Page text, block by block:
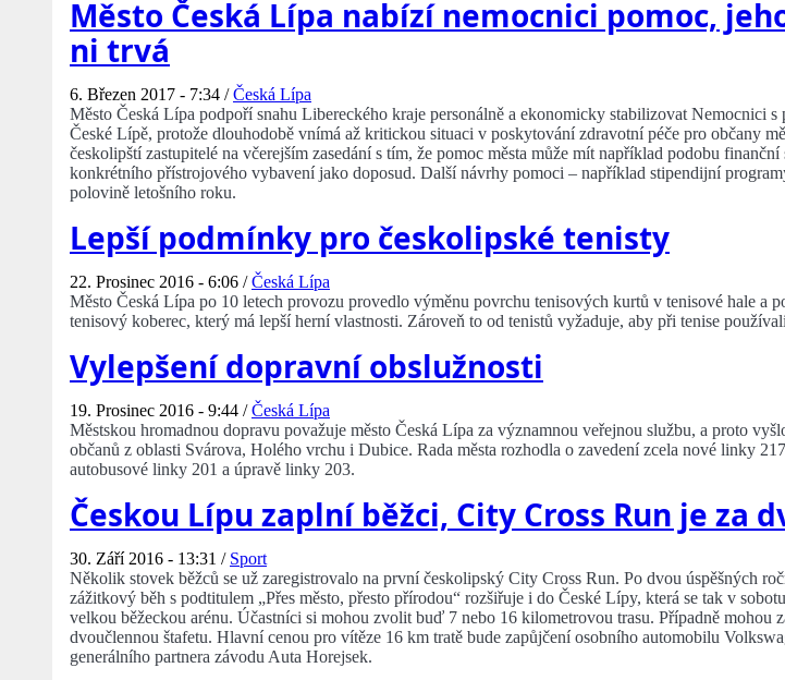
Město Česká Lípa nabízí nemocnici pomoc,
ni trvá
6. Březen 2017 - 7:34 /Česká Lípa
Město Česká Lípa podpoří snahu Libereckého kraje personálně a ekonomicky stabilizovat Nemocnici
České Lípě, protože dlouhodobě vnímá až kritickou situaci v poskytování zdravotní péče pro občany
českolipští zastupitelé na včerejším zasedání s tím, že pomoc města může mít například podobu
konkrétního přístrojového vybavení jako doposud. Další návrhy pomoci – například stipendijní
polovině letošního roku.
Lepší podmínky pro českolipské tenisty
22. Prosinec 2016 - 6:06 /Česká Lípa
Město Česká Lípa po 10 letech provozu provedlo výměnu povrchu tenisových kurtů v tenisové hale a
tenisový koberec, který má lepší herní vlastnosti. Zároveň to od tenistů vyžaduje, aby při tenise
Vylepšení dopravní obslužnosti
19. Prosinec 2016 - 9:44 /Česká Lípa
Městskou hromadnou dopravu považuje město Česká Lípa za významnou veřejnou službu, a proto
občanů z oblasti Svárova, Holého vrchu i Dubice. Rada města rozhodla o zavedení zcela nové linky
autobusové linky 201 a úpravě linky 203.
Českou Lípu zaplní běžci, City Cross Run je za
30. Září 2016 - 13:31 / Sport
Několik stovek běžců se už zaregistrovalo na první českolipský City Cross Run. Po dvou úspěšných
zážitkový běh s podtitulem „Přes město, přesto přírodou“ rozšiřuje i do České Lípy, která se tak v
velkou běžeckou arénu. Účastníci si mohou zvolit buď 7 nebo 16 kilometrovou trasu. Případně mohou
dvoučlennou štafetu. Hlavní cenou pro vítěze 16 km tratě bude zapůjčení osobního automobilu
generálního partnera závodu Auta Horejsek.